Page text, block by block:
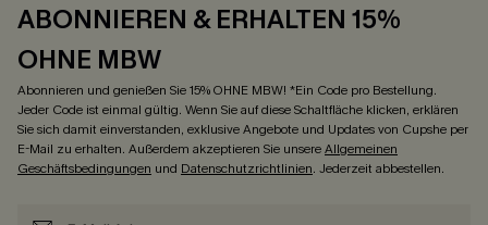
ABONNIEREN & ERHALTEN 15%
OHNE MBW
Abonnieren und genießen Sie 15% OHNE MBW! *Ein Code pro Bestellung.
Jeder Code ist einmal gültig. Wenn Sie auf diese Schaltfläche klicken, erklären
Sie sich damit einverstanden, exklusive Angebote und Updates von Cupshe per
E-Mail zu erhalten. Außerdem akzeptieren Sie unsereAllgemeinen
Geschäftsbedingungen und Datenschutzrichtlinien. Jederzeit abbestellen.